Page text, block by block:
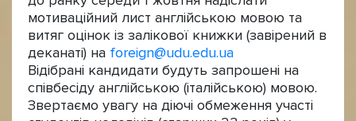
мотиваційний лист англійською мовою та
витяг оцінок із залікової книжки (завірений в
деканаті) на foreign@udu.edu.ua
Відібрані кандидати будуть запрошені на
співбесіду англійською (італійською) мовою.
Звертаємо увагу на діючі обмеження участі